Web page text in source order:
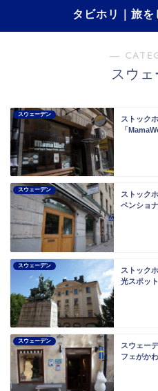
タビホリ｜旅
―
スウ
スウェーデン
ストック
「
スウェーデン
ストック
ペンショ
スウェーデン
ストック
光スポッ
スウェーデン
スウェー
フェがか